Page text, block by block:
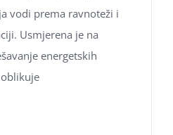
vodi prema ravnoteži i
Usmjerena je na
energetskih